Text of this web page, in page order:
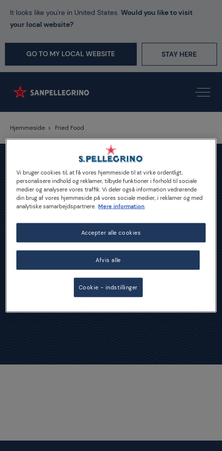
It looks like you're in United States. Would you like to visit
your local website?
GO TO MY LOCAL WEBSITE STAY HERE
Hjemmeside Fried Food
Fried Food
Vi bruger cookies til, at få vores hjemmeside til at virke ordentligt,
personalisere indhold og reklamer, tilbyde funktioner i forhold til sociale
medier og analysere vores traffik. Vi deler også information vedrørende
din brug af vores hjemmeside på vores sociale medier, i reklamer og med
analytiske samarbejdspartnere. Mere information
Afvis alle
Accepter alle cookies
Cookie - indstillinger